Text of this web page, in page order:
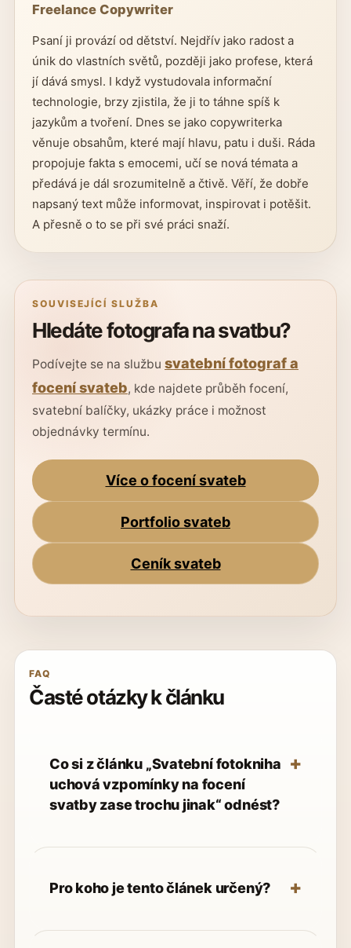
Freelance Copywriter
Psaní ji provází od dětství. Nejdřív jako radost a
únik do vlastních světů, později jako profese, která
jí dává smysl. I když vystudovala informační
technologie, brzy zjistila, že ji to táhne spíš k
jazykům a tvoření. Dnes se jako copywriterka
věnuje obsahům, které mají hlavu, patu i duši. Ráda
propojuje fakta s emocemi, učí se nová témata a
předává je dál srozumitelně a čtivě. Věří, že dobře
napsaný text může informovat, inspirovat i potěšit.
A přesně o to se při své práci snaží.
SOUVISEJÍCÍ SLUŽBA
Hledáte fotografa na svatbu?
Podívejte se na službu svatební fotograf a
focení svateb, kde najdete průběh focení,
svatební balíčky, ukázky práce i možnost
objednávky termínu.
Více o focení svateb
Portfolio svateb
Ceník svateb
FAQ
Časté otázky k článku
Co si z článku „Svatební fotokniha
uchová vzpomínky na focení
svatby zase trochu jinak“ odnést?
Pro koho je tento článek určený?